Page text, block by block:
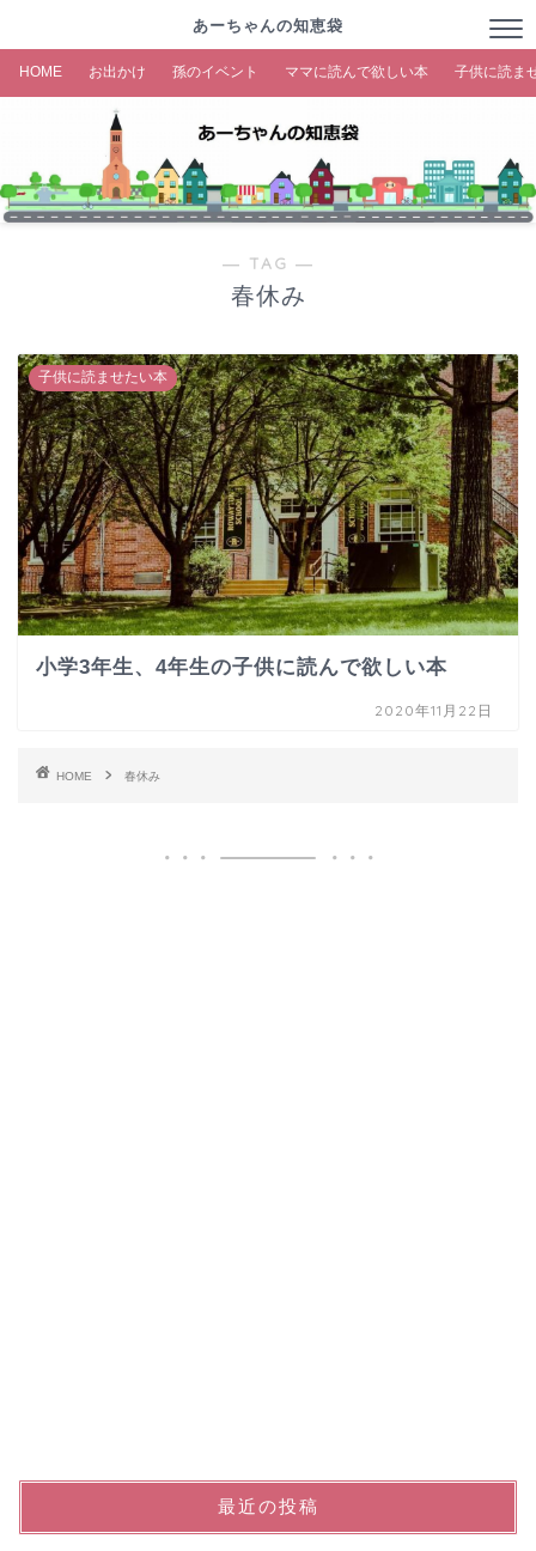
あーちゃんの知恵袋
HOME お出かけ 孫のイベント ママに読んで欲しい本 子供に読ま
― TAG ―
春休み
子供に読ませたい本
小学3年生、4年生の子供に読んで欲しい本
2020年11月22日
HOME 春休み
最近の投稿